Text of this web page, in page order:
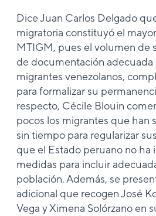
Dice Juan Carlos Delgado
migratoria constituyó el
MTIGM, pues el volumen de
de documentación adecuada
migrantes venezolanos,
para formalizar su
respecto, Cécile Blouin
pocos los migrantes que han
sin tiempo para regularizar
que el Estado peruano no ha
medidas para incluir
población. Además, se
adicional que recogen José
Vega y Ximena Solórzano en